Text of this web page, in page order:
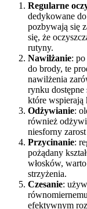
Regularne
dedykowane
pozbywają się
się, że
rutyny.
Nawilżanie:
do brody, te
nawilżenia
rynku dostępne
które wspierają
Odżywianie:
również
niesforny
Przycinanie:
pożądany
włosków,
strzyżenia.
Czesanie:
efektywnym